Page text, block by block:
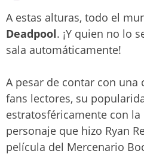
A estas alturas, todo el
Deadpool. ¡Y quien no lo
sala automáticamente!
A pesar de contar con una
fans lectores, su
estratosféricamente con
personaje que hizo Ryan
película del Mercenario